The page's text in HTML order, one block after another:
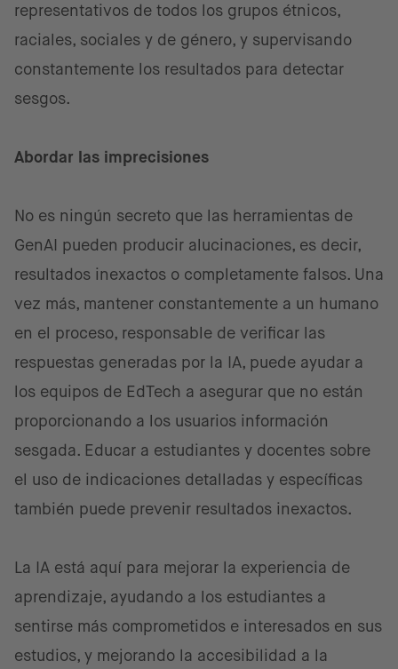
representativos de todos los grupos étnicos,
raciales, sociales y de género, y supervisando
constantemente los resultados para detectar
sesgos.
Abordar las imprecisiones
No es ningún secreto que las herramientas de
GenAI pueden producir alucinaciones, es decir,
resultados inexactos o completamente falsos. Una
vez más, mantener constantemente a un humano
en el proceso, responsable de verificar las
respuestas generadas por la IA, puede ayudar a
los equipos de EdTech a asegurar que no están
proporcionando a los usuarios información
sesgada. Educar a estudiantes y docentes sobre
el uso de indicaciones detalladas y específicas
también puede prevenir resultados inexactos.
La IA está aquí para mejorar la experiencia de
aprendizaje, ayudando a los estudiantes a
sentirse más comprometidos e interesados en sus
estudios, y mejorando la accesibilidad a la